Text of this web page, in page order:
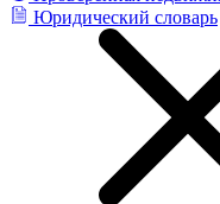
Юридический словарь